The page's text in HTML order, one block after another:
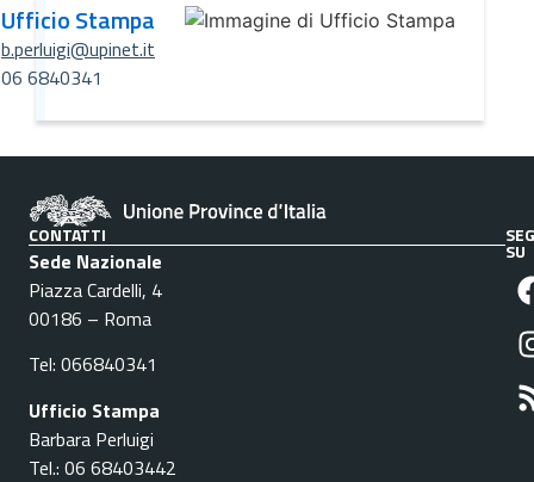
Ufficio Stampa
b.perluigi@upinet.it
06 6840341
CONTATTI
Sede Nazionale
Piazza Cardelli, 4
00186 – Roma
Tel: 066840341
Ufficio Stampa
Barbara Perluigi
Tel.: 06 68403442
SU